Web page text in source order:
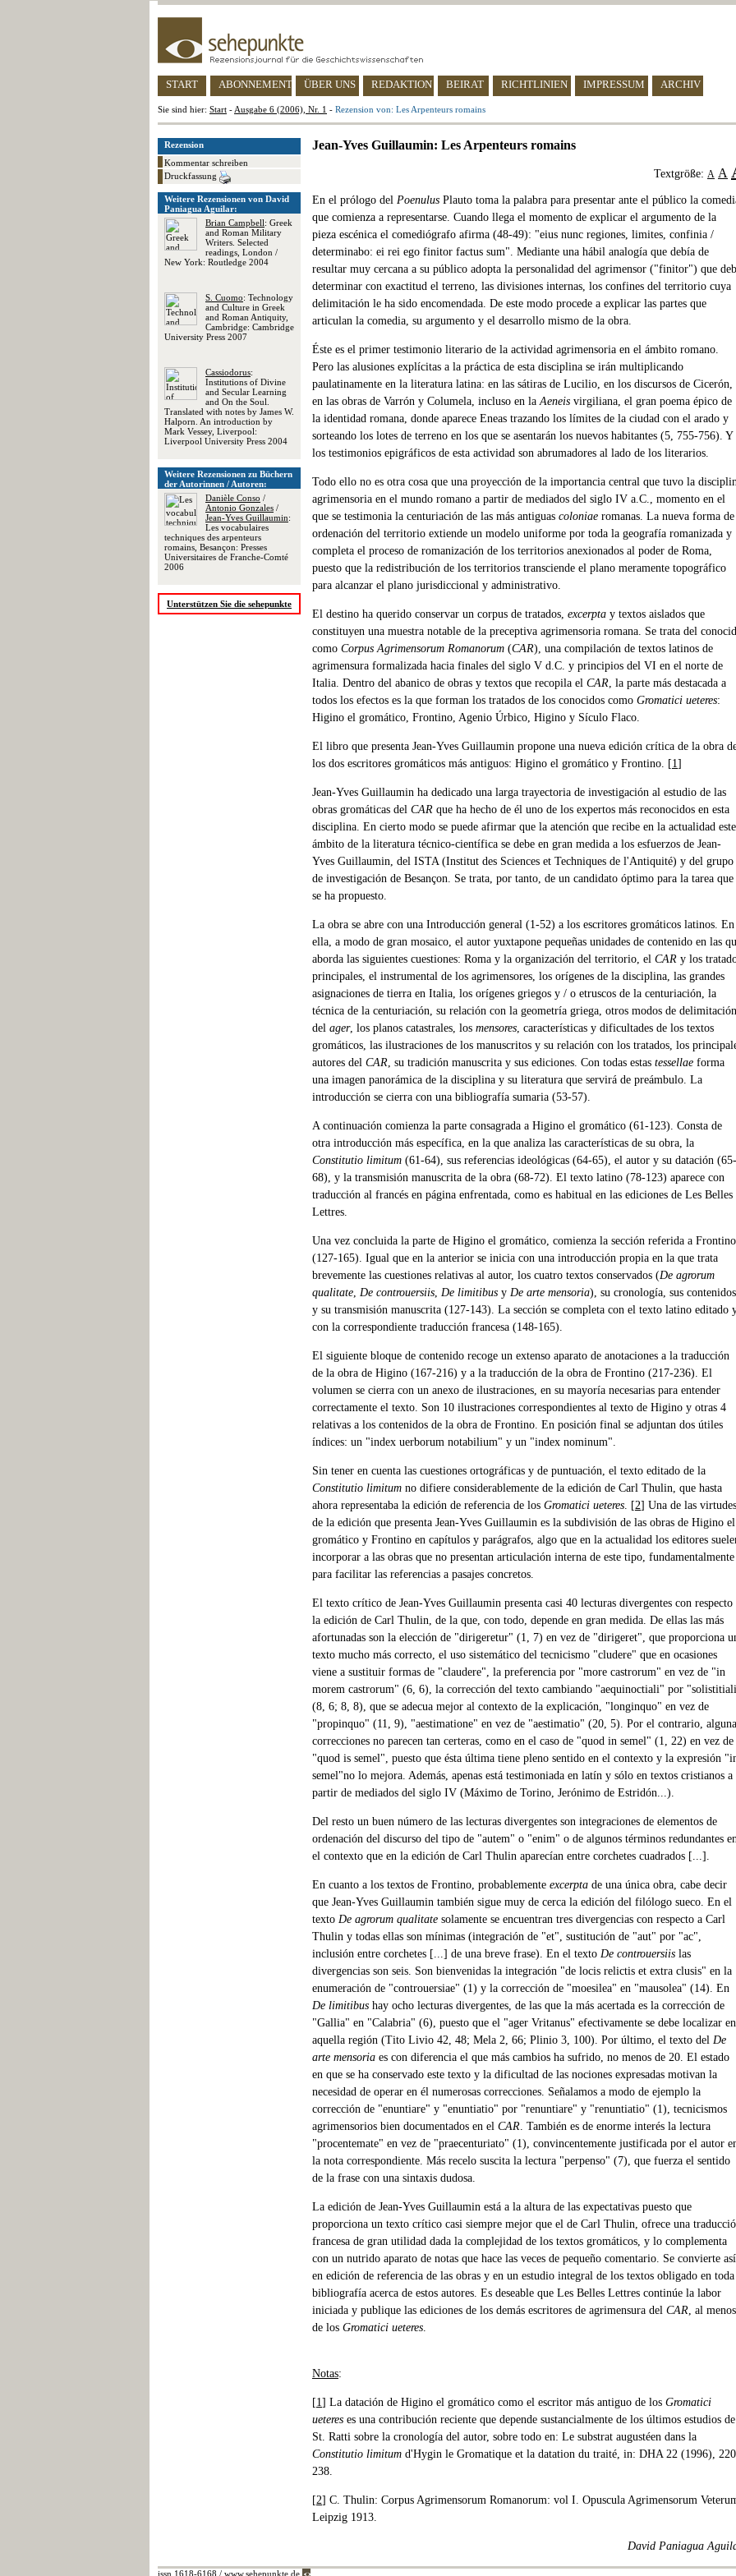
START ABONNEMENT ÜBER UNS REDAKTION BEIRAT RICHTLINIEN IMPRESSUM ARCHIV
Sie sind hier: Start - Ausgabe 6 (2006), Nr. 1 - Rezension von: Les Arpenteurs romains
Rezension
Kommentar schreiben
Druckfassung
Weitere Rezensionen von David
Paniagua Aguilar:
Brian Campbell: Greek
and Roman Military
Writers. Selected
readings, London /
New York: Routledge 2004
S. Cuomo: Technology
and Culture in Greek
and Roman Antiquity,
Cambridge: Cambridge
University Press 2007
Cassiodorus:
Institutions of Divine
and Secular Learning
and On the Soul.
Translated with notes by James W.
Halporn. An introduction by
Mark Vessey, Liverpool:
Liverpool University Press 2004
Weitere Rezensionen zu Büchern
der Autorinnen / Autoren:
Danièle Conso /
Antonio Gonzales /
Jean-Yves Guillaumin:
Les vocabulaires
techniques des arpenteurs
romains, Besançon: Presses
Universitaires de Franche-Comté
2006
Unterstützen Sie die sehepunkte
Jean-Yves Guillaumin: Les Arpenteurs romains
Textgröße: A A
En el prólogo del Poenulus Plauto toma la palabra para presentar ante el público la
que comienza a representarse. Cuando llega el momento de explicar el argumento de la
pieza escénica el comediógrafo afirma (48-49): "eius nunc regiones, limites, confinia /
determinabo: ei rei ego finitor factus sum". Mediante una hábil analogía que debía de
resultar muy cercana a su público adopta la personalidad del agrimensor ("finitor") que
determinar con exactitud el terreno, las divisiones internas, los confines del territorio cuya
delimitación le ha sido encomendada. De este modo procede a explicar las partes que
articulan la comedia, su argumento y el desarrollo mismo de la obra.
Éste es el primer testimonio literario de la actividad agrimensoria en el ámbito romano.
Pero las alusiones explícitas a la práctica de esta disciplina se irán multiplicando
paulatinamente en la literatura latina: en las sátiras de Lucilio, en los discursos de Cicerón,
en las obras de Varrón y Columela, incluso en laAeneis virgiliana, el gran poema épico de
la identidad romana, donde aparece Eneas trazando los límites de la ciudad con el arado y
sorteando los lotes de terreno en los que se asentarán los nuevos habitantes (5, 755-756). Y
los testimonios epigráficos de esta actividad son abrumadores al lado de los literarios.
Todo ello no es otra cosa que una proyección de la importancia central que tuvo la
agrimensoria en el mundo romano a partir de mediados del siglo IV a.C., momento en el
que se testimonia la centuriación de las más antiguas coloniae romanas. La nueva forma de
ordenación del territorio extiende un modelo uniforme por toda la geografía romanizada y
completa el proceso de romanización de los territorios anexionados al poder de Roma,
puesto que la redistribución de los territorios transciende el plano meramente topográfico
para alcanzar el plano jurisdiccional y administrativo.
El destino ha querido conservar un corpus de tratados, excerpta y textos aislados que
constituyen una muestra notable de la preceptiva agrimensoria romana. Se trata del
como Corpus Agrimensorum Romanorum (CAR), una compilación de textos latinos de
agrimensura formalizada hacia finales del siglo V d.C. y principios del VI en el norte de
Italia. Dentro del abanico de obras y textos que recopila el CAR, la parte más destacada a
todos los efectos es la que forman los tratados de los conocidos como Gromatici ueteres:
Higino el gromático, Frontino, Agenio Úrbico, Higino y Sículo Flaco.
El libro que presenta Jean-Yves Guillaumin propone una nueva edición crítica de la obra
los dos escritores gromáticos más antiguos: Higino el gromático y Frontino. [1]
Jean-Yves Guillaumin ha dedicado una larga trayectoria de investigación al estudio de las
obras gromáticas del CAR que ha hecho de él uno de los expertos más reconocidos en esta
disciplina. En cierto modo se puede afirmar que la atención que recibe en la actualidad este
ámbito de la literatura técnico-científica se debe en gran medida a los esfuerzos de Jean-
Yves Guillaumin, del ISTA (Institut des Sciences et Techniques de l'Antiquité) y del grupo
de investigación de Besançon. Se trata, por tanto, de un candidato óptimo para la tarea que
se ha propuesto.
La obra se abre con una Introducción general (1-52) a los escritores gromáticos latinos. En
ella, a modo de gran mosaico, el autor yuxtapone pequeñas unidades de contenido en las
aborda las siguientes cuestiones: Roma y la organización del territorio, el CAR y los
principales, el instrumental de los agrimensores, los orígenes de la disciplina, las grandes
asignaciones de tierra en Italia, los orígenes griegos y / o etruscos de la centuriación, la
técnica de la centuriación, su relación con la geometría griega, otros modos de delimitación
del ager, los planos catastrales, los mensores, características y dificultades de los textos
gromáticos, las ilustraciones de los manuscritos y su relación con los tratados, los
autores del CAR, su tradición manuscrita y sus ediciones. Con todas estas tessellae forma
una imagen panorámica de la disciplina y su literatura que servirá de preámbulo. La
introducción se cierra con una bibliografía sumaria (53-57).
A continuación comienza la parte consagrada a Higino el gromático (61-123). Consta de
otra introducción más específica, en la que analiza las características de su obra, la
Constitutio limitum (61-64), sus referencias ideológicas (64-65), el autor y su datación (65-
68), y la transmisión manuscrita de la obra (68-72). El texto latino (78-123) aparece con
traducción al francés en página enfrentada, como es habitual en las ediciones de Les Belles
Lettres.
Una vez concluida la parte de Higino el gromático, comienza la sección referida a Frontino
(127-165). Igual que en la anterior se inicia con una introducción propia en la que trata
brevemente las cuestiones relativas al autor, los cuatro textos conservados (De agrorum
qualitate, De controuersiis, De limitibus y De arte mensoria), su cronología, sus contenidos
y su transmisión manuscrita (127-143). La sección se completa con el texto latino editado
con la correspondiente traducción francesa (148-165).
El siguiente bloque de contenido recoge un extenso aparato de anotaciones a la traducción
de la obra de Higino (167-216) y a la traducción de la obra de Frontino (217-236). El
volumen se cierra con un anexo de ilustraciones, en su mayoría necesarias para entender
correctamente el texto. Son 10 ilustraciones correspondientes al texto de Higino y otras 4
relativas a los contenidos de la obra de Frontino. En posición final se adjuntan dos útiles
índices: un "index uerborum notabilium" y un "index nominum".
Sin tener en cuenta las cuestiones ortográficas y de puntuación, el texto editado de la
Constitutio limitum no difiere considerablemente de la edición de Carl Thulin, que hasta
ahora representaba la edición de referencia de los Gromatici ueteres. [2] Una de las virtudes
de la edición que presenta Jean-Yves Guillaumin es la subdivisión de las obras de Higino el
gromático y Frontino en capítulos y parágrafos, algo que en la actualidad los editores
incorporar a las obras que no presentan articulación interna de este tipo, fundamentalmente
para facilitar las referencias a pasajes concretos.
El texto crítico de Jean-Yves Guillaumin presenta casi 40 lecturas divergentes con respecto
la edición de Carl Thulin, de la que, con todo, depende en gran medida. De ellas las más
afortunadas son la elección de "dirigeretur" (1, 7) en vez de "dirigeret", que proporciona
texto mucho más correcto, el uso sistemático del tecnicismo "cludere" que en ocasiones
viene a sustituir formas de "claudere", la preferencia por "more castrorum" en vez de "in
morem castrorum" (6, 6), la corrección del texto cambiando "aequinoctiali" por
(8, 6; 8, 8), que se adecua mejor al contexto de la explicación, "longinquo" en vez de
"propinquo" (11, 9), "aestimatione" en vez de "aestimatio" (20, 5). Por el contrario,
correcciones no parecen tan certeras, como en el caso de "quod in semel" (1, 22) en vez de
"quod is semel", puesto que ésta última tiene pleno sentido en el contexto y la expresión
semel"no lo mejora. Además, apenas está testimoniada en latín y sólo en textos cristianos a
partir de mediados del siglo IV (Máximo de Torino, Jerónimo de Estridón...).
Del resto un buen número de las lecturas divergentes son integraciones de elementos de
ordenación del discurso del tipo de "autem" o "enim" o de algunos términos redundantes
el contexto que en la edición de Carl Thulin aparecían entre corchetes cuadrados [...].
En cuanto a los textos de Frontino, probablemente excerpta de una única obra, cabe decir
que Jean-Yves Guillaumin también sigue muy de cerca la edición del filólogo sueco. En el
texto De agrorum qualitate solamente se encuentran tres divergencias con respecto a Carl
Thulin y todas ellas son mínimas (integración de "et", sustitución de "aut" por "ac",
inclusión entre corchetes [...] de una breve frase). En el texto De controuersiis las
divergencias son seis. Son bienvenidas la integración "de locis relictis et extra clusis" en la
enumeración de "controuersiae" (1) y la corrección de "moesilea" en "mausolea" (14). En
De limitibus hay ocho lecturas divergentes, de las que la más acertada es la corrección de
"Gallia" en "Calabria" (6), puesto que el "ager Vritanus" efectivamente se debe localizar en
aquella región (Tito Livio 42, 48; Mela 2, 66; Plinio 3, 100). Por último, el texto del De
arte mensoria es con diferencia el que más cambios ha sufrido, no menos de 20. El estado
en que se ha conservado este texto y la dificultad de las nociones expresadas motivan la
necesidad de operar en él numerosas correcciones. Señalamos a modo de ejemplo la
corrección de "enuntiare" y "enuntiatio" por "renuntiare" y "renuntiatio" (1), tecnicismos
agrimensorios bien documentados en el CAR. También es de enorme interés la lectura
"procentemate" en vez de "praecenturiato" (1), convincentemente justificada por el autor
la nota correspondiente. Más recelo suscita la lectura "perpenso" (7), que fuerza el sentido
de la frase con una sintaxis dudosa.
La edición de Jean-Yves Guillaumin está a la altura de las expectativas puesto que
proporciona un texto crítico casi siempre mejor que el de Carl Thulin, ofrece una
francesa de gran utilidad dada la complejidad de los textos gromáticos, y lo complementa
con un nutrido aparato de notas que hace las veces de pequeño comentario. Se convierte así
en edición de referencia de las obras y en un estudio integral de los textos obligado en toda
bibliografía acerca de estos autores. Es deseable que Les Belles Lettres continúe la labor
iniciada y publique las ediciones de los demás escritores de agrimensura del CAR, al menos
de los Gromatici ueteres.
Notas:
[1] La datación de Higino el gromático como el escritor más antiguo de los Gromatici
ueteres es una contribución reciente que depende sustancialmente de los últimos estudios de
St. Ratti sobre la cronología del autor, sobre todo en: Le substrat augustéen dans la
Constitutio limitum d'Hygin le Gromatique et la datation du traité, in: DHA 22 (1996),
238.
[2] C. Thulin: Corpus Agrimensorum Romanorum: vol I. Opuscula Agrimensorum
Leipzig 1913.
David Paniagua
issn 1618-6168 / www.sehepunkte.de